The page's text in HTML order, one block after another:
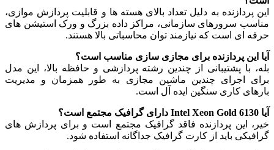
این پردازنده به دلیل تعداد بالای هسته ها و قابلیت پردازش موازی،
مناسب سرورهای سازمانی، مراکز داده بزرگ و ورک استیشن های
حرفه ای است که نیازمند توان محاسباتی بالا هستند.
آیا این پردازنده برای مجازی سازی مناسب است؟
بله، با پشتیبانی از چندین رشته پردازشی و حافظه بالا، این مدل
برای اجرای چندین ماشین مجازی به طور همزمان و مدیریت
بارهای کاری سنگین ایده آل است.
آیا Intel Xeon Gold 6130 دارای گرافیک مجتمع است؟
خیر، این پردازنده فاقد گرافیک مجتمع است و برای پردازش های
گرافیکی باید از کارت گرافیک جداگانه استفاده شود.